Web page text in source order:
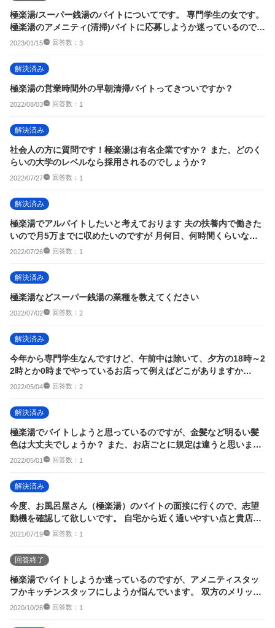
極楽湯/スーパー銭湯のバイトについてです。 専門学生の女です。
極楽湯のアメニティ(清掃)バイトに応募しようか迷っているのです
が募集...
2023/01/15 回答数： 3
解決済み
極楽湯の営業時間外の早朝清掃バイトってきついですか？
2022/08/03 回答数： 1
解決済み
社会人の方に質問です！極楽湯は有名企業ですか？ また、どのく
らいの大学のレベルなら採用されるのでしょうか？
2022/07/27 回答数： 1
解決済み
極楽湯でアルバイトしたいと考えております 夫の扶養内で働きた
いので月5万までに収めたいのですが 月何日、何時間くらいなら
月5万に収めら...
2022/07/26 回答数： 1
解決済み
極楽湯などスーパー銭湯の業種を教えてください
2022/07/02 回答数： 2
解決済み
今年から専門学生なんですけど、午前中は除いて、夕方の18時～2
2時とか0時までやっているお店って例えばどこがありますか
ね？？ コンビニ...
2022/05/04 回答数： 2
解決済み
極楽湯でバイトしようと思っているのですが、金髪など明るい髪
色は大丈夫でしょうか？ また、お店ごとに規定は違うと思います
が、極楽湯に行っ...
2022/05/01 回答数： 1
解決済み
今度、お風呂屋さん（極楽湯）のバイトの面接に行くので、志望
動機を確認して欲しいです。 自宅から近く通いやすい点と貴店は
夜遅くまで営業し...
2021/07/19 回答数： 1
回答終了
極楽湯でバイトしようか迷っているのですが、アメニティスタッ
フかキッチンスタッフにしようか悩んでいます。 双方のメリット
デメリット、おす...
2020/10/26 回答数： 1